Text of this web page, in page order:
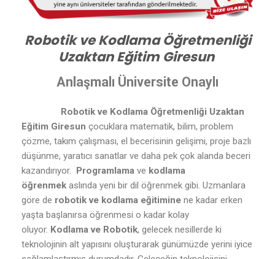
Robotik ve Kodlama Öğretmenliği
Uzaktan Eğitim Giresun
Anlaşmalı Üniversite Onaylı
Robotik ve Kodlama Öğretmenliği Uzaktan
Eğitim Giresun çocuklara matematik, bilim, problem
çözme, takım çalışması, el becerisinin gelişimi, proje bazlı
düşünme, yaratıcı sanatlar ve daha pek çok alanda beceri
kazandırıyor.
Programlama ve kodlama
öğrenmek aslında yeni bir dil öğrenmek gibi. Uzmanlara
göre de robotik ve kodlama eğitimine ne kadar erken
yaşta başlanırsa öğrenmesi o kadar kolay
oluyor. Kodlama ve Robotik, gelecek nesillerde ki
teknolojinin alt yapısını oluşturarak günümüzde yerini iyice